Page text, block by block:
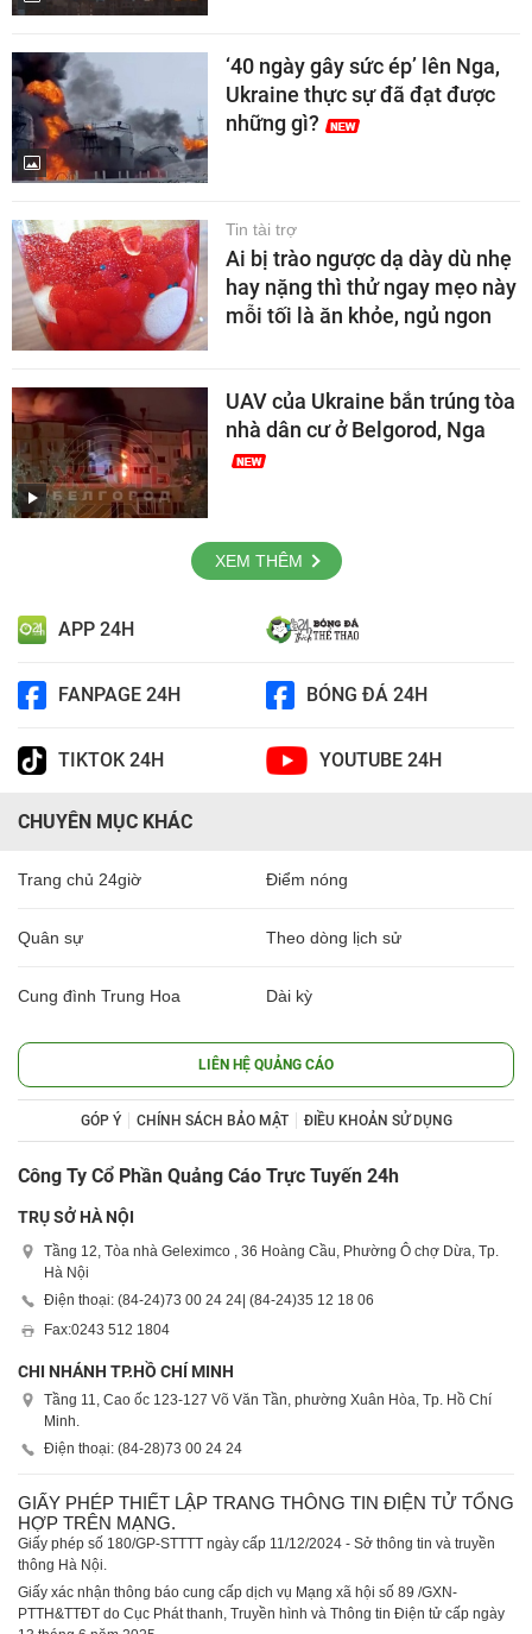
‘40 ngày gây sức ép’ lên Nga,
Ukraine thực sự đã đạt được
những gì?
Tin tài trợ
Ai bị trào ngược dạ dày dù nhẹ
hay nặng thì thử ngay mẹo này
mỗi tối là ăn khỏe, ngủ ngon
UAV của Ukraine bắn trúng tòa
nhà dân cư ở Belgorod, Nga
XEM THÊM
APP 24H
FANPAGE 24H BÓNG ĐÁ 24H
TIKTOK 24H YOUTUBE 24H
CHUYÊN MỤC KHÁC
Trang chủ 24giờ Điểm nóng
Quân sự Theo dòng lịch sử
Cung đình Trung Hoa Dài kỳ
LIÊN HỆ QUẢNG CÁO
GÓP Ý CHÍNH SÁCH BẢO MẬT ĐIỀU KHOẢN SỬ DỤNG
Công Ty Cổ Phần Quảng Cáo Trực Tuyến 24h
TRỤ SỞ HÀ NỘI
Tầng 12, Tòa nhà Geleximco , 36 Hoàng Cầu, Phường Ô chợ Dừa, Tp.
Hà Nội
Điện thoại: (84-24)73 00 24 24| (84-24)35 12 18 06
Fax:0243 512 1804
CHI NHÁNH TP.HỒ CHÍ MINH
Tầng 11, Cao ốc 123-127 Võ Văn Tần, phường Xuân Hòa, Tp. Hồ Chí
Minh.
Điện thoại: (84-28)73 00 24 24
GIẤY PHÉP THIẾT LẬP TRANG THÔNG TIN ĐIỆN TỬ TỔNG
HỢP TRÊN MẠNG.
Giấy phép số 180/GP-STTTT ngày cấp 11/12/2024 - Sở thông tin và truyền
thông Hà Nội.
Giấy xác nhận thông báo cung cấp dịch vụ Mạng xã hội số 89 /GXN-
PTTH&TTĐT do Cục Phát thanh, Truyền hình và Thông tin Điện tử cấp ngày